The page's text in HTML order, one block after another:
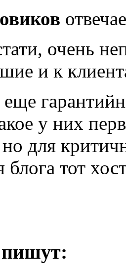
очень
и к
у них
для
блога тот